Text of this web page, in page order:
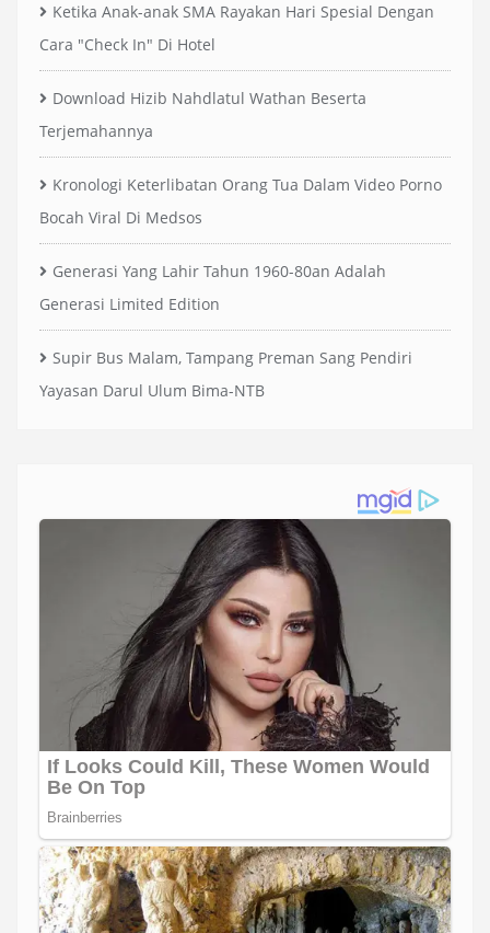
Ketika Anak-anak SMA Rayakan Hari Spesial Dengan
Cara "Check In" Di Hotel
Download Hizib Nahdlatul Wathan Beserta
Terjemahannya
Kronologi Keterlibatan Orang Tua Dalam Video Porno
Bocah Viral Di Medsos
Generasi Yang Lahir Tahun 1960-80an Adalah
Generasi Limited Edition
Supir Bus Malam, Tampang Preman Sang Pendiri
Yayasan Darul Ulum Bima-NTB